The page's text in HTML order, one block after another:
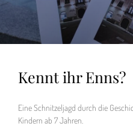
Kennt ihr Enns?
Eine Schnitzeljagd durch die
Kindern ab 7 Jahren.